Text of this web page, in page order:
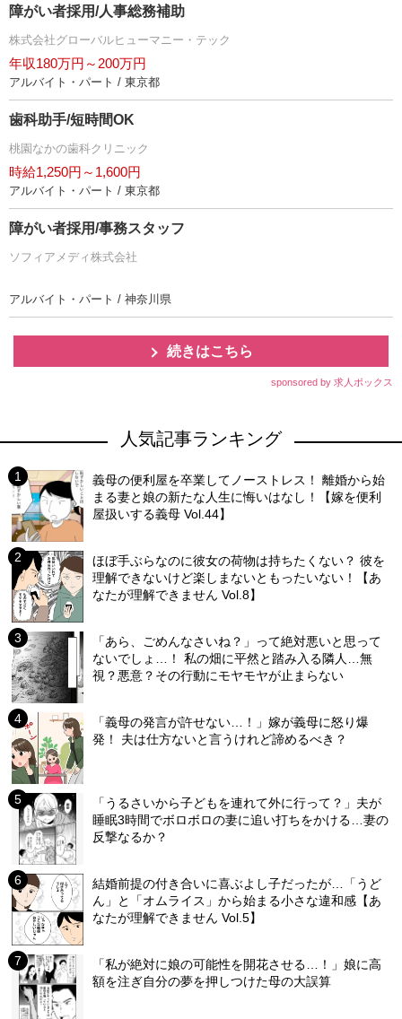
障がい者採用/人事総務補助
株式会社グローバルヒューマニー・テック
年収180万円～200万円
アルバイト・パート / 東京都
歯科助手/短時間OK
桃園なかの歯科クリニック
時給1,250円～1,600円
アルバイト・パート / 東京都
障がい者採用/事務スタッフ
ソフィアメディ株式会社
アルバイト・パート / 神奈川県
続きはこちら
sponsored by 求人ボックス
人気記事ランキング
義母の便利屋を卒業してノーストレス！ 離婚から始
まる妻と娘の新たな人生に悔いはなし！【嫁を便利
屋扱いする義母 Vol.44】
ほぼ手ぶらなのに彼女の荷物は持ちたくない？ 彼を
理解できないけど楽しまないともったいない！【あ
なたが理解できません Vol.8】
「あら、ごめんなさいね？」って絶対悪いと思って
ないでしょ…！ 私の畑に平然と踏み入る隣人…無
視？悪意？その行動にモヤモヤが止まらない
「義母の発言が許せない…！」嫁が義母に怒り爆
発！ 夫は仕方ないと言うけれど諦めるべき？
「うるさいから子どもを連れて外に行って？」夫が
睡眠3時間でボロボロの妻に追い打ちをかける…妻の
反撃なるか？
結婚前提の付き合いに喜ぶよし子だったが…「うど
ん」と「オムライス」から始まる小さな違和感【あ
なたが理解できません Vol.5】
「私が絶対に娘の可能性を開花させる…！」娘に高
額を注ぎ自分の夢を押しつけた母の大誤算